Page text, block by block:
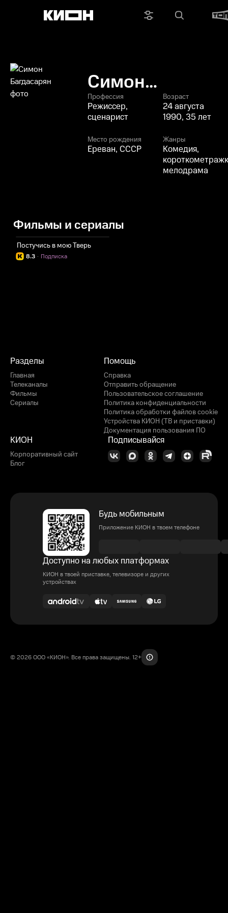
Симон
Багдасарян
Профессия
Режиссер,
сценарист
Возраст
24 августа
1990, 35 лет
Место рождения
Ереван, СССР
Жанры
Комедия,
мелодрама
Фильмы и сериалы
Постучись в мою Тверь
8.3 Подписка
·
Разделы
Главная
Телеканалы
Фильмы
Сериалы
Помощь
Справка
Отправить обращение
Пользовательское соглашение
Политика конфиденциальности
Политика обработки файлов cookie
Устройства КИОН (ТВ и приставки)
Документация пользования ПО
КИОН
Корпоративный сайт
Блог
Подписывайся
Будь мобильным
Приложение КИОН в твоем телефоне
Доступно на любых платформах
КИОН в твоей приставке, телевизоре и других
устройствах
© 2026 ООО «КИОН». Все права защищены. 12+